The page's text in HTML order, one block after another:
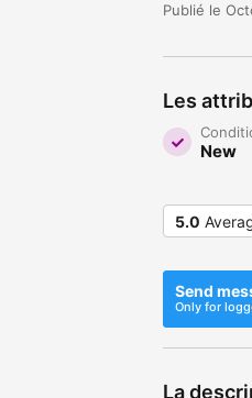
Publié le
Les
New
5.0
Send
Only for
La